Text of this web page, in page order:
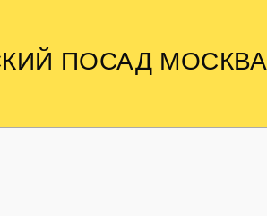
ПОСАД МОСКВА